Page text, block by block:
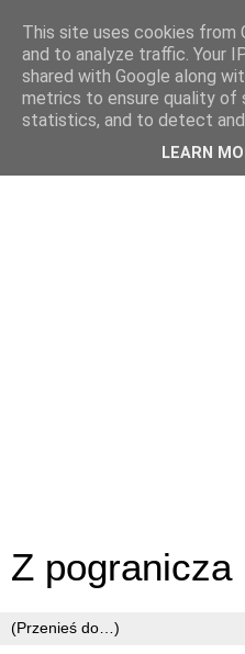
Z pogranicza
This site uses cookies from
and to analyze traffic. Your
shared with Google along
metrics to ensure quality of
statistics, and to detect and
LEARN